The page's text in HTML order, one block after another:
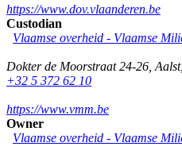
https://www.dov.vlaanderen.be
Custodian
Vlaamse overheid - Vlaamse
Dokter de Moorstraat 24-26 Aalst,
+32 5 372 62 10
https://www.vmm.be
Owner
Vlaamse overheid - Vlaamse